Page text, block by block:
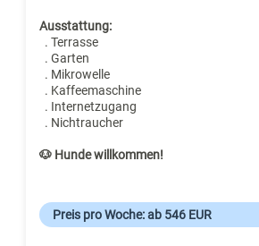
Ausstattung:
. Terrasse
. Garten
. Mikrowelle
. Kaffeemaschine
. Internetzugang
. Nichtraucher
🐶 Hunde willkommen!
Preis pro Woche: ab 546 EUR